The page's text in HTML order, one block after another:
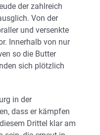
der zahlreich
Von der
und versenkte
Innerhalb von nur
so die Butter
sich plötzlich
in der
dass er kämpfen
Drittel klar am